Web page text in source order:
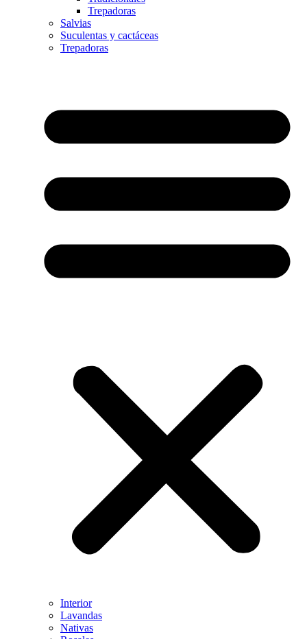
Trepadoras
Salvias
Suculentas y cactáceas
Trepadoras
Interior
Lavandas
Nativas